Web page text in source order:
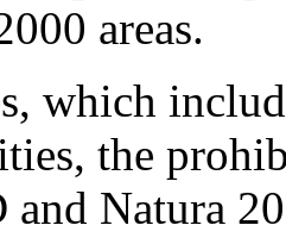
areas.
which
the
and Natura